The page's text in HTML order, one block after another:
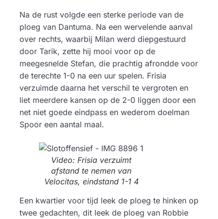
Na de rust volgde een sterke periode van de
ploeg van Dantuma. Na een wervelende aanval
over rechts, waarbij Milan werd diepgestuurd
door Tarik, zette hij mooi voor op de
meegesnelde Stefan, die prachtig afrondde voor
de terechte 1-0 na een uur spelen. Frisia
verzuimde daarna het verschil te vergroten en
liet meerdere kansen op de 2-0 liggen door een
net niet goede eindpass en wederom doelman
Spoor een aantal maal.
Video: Frisia verzuimt
afstand te nemen van
Velocitas, eindstand 1-1 4
Een kwartier voor tijd leek de ploeg te hinken op
twee gedachten, dit leek de ploeg van Robbie